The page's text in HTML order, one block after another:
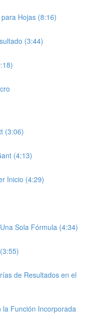
Hojas (8:16)
(3:44)
(3:06)
(4:13)
Inicio (4:29)
Sola Fórmula (4:34)
de Resultados en el
Función Incorporada